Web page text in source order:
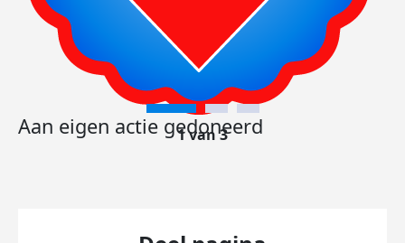
Aan eigen actie gedoneerd
1 van 3